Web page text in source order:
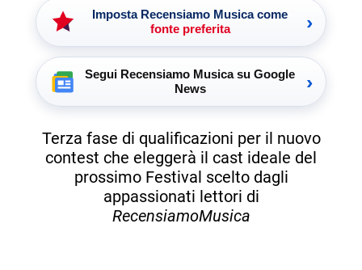
Imposta Recensiamo Musica come
fonte preferita
›
Segui Recensiamo Musica su Google
News
›
Terza fase di qualificazioni per il nuovo
contest che eleggerà il cast ideale del
prossimo Festival scelto dagli
appassionati lettori di
RecensiamoMusica